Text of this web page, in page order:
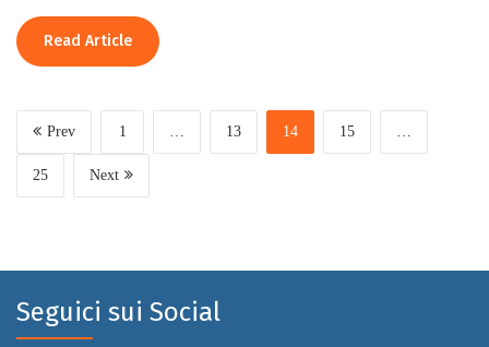
Read Article
Prev 1 … 13 14 15 …
25 Next
Seguici sui Social